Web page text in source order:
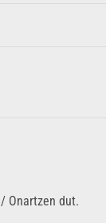
Onartzen dut.